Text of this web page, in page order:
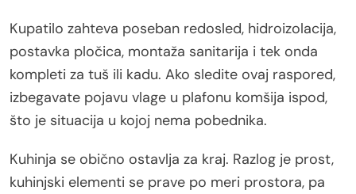
Kupatilo zahteva poseban redosled, hidroizolacija,
postavka pločica, montaža sanitarija i tek onda
kompleti za tuš ili kadu. Ako sledite ovaj raspored,
izbegavate pojavu vlage u plafonu komšija ispod,
što je situacija u kojoj nema pobednika.
Kuhinja se obično ostavlja za kraj. Razlog je prost,
kuhinjski elementi se prave po meri prostora, pa